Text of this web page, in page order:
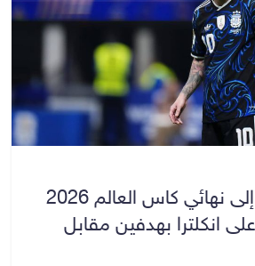
الأرجنتين تتأهل إلى نهائي كاس العالم 2026
انكلترا بهدفين مقابل